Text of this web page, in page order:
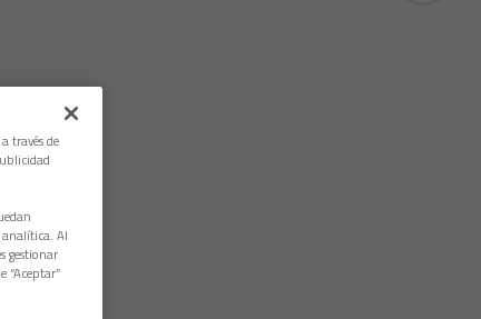
través de
analítica. Al
gestionar
“Aceptar”